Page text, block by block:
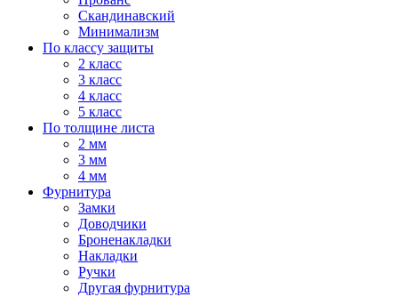
Скандинавский
Минимализм
По классу защиты
2 класс
3 класс
4 класс
5 класс
По толщине листа
2 мм
3 мм
4 мм
Фурнитура
Замки
Доводчики
Броненакладки
Накладки
Ручки
Другая фурнитура